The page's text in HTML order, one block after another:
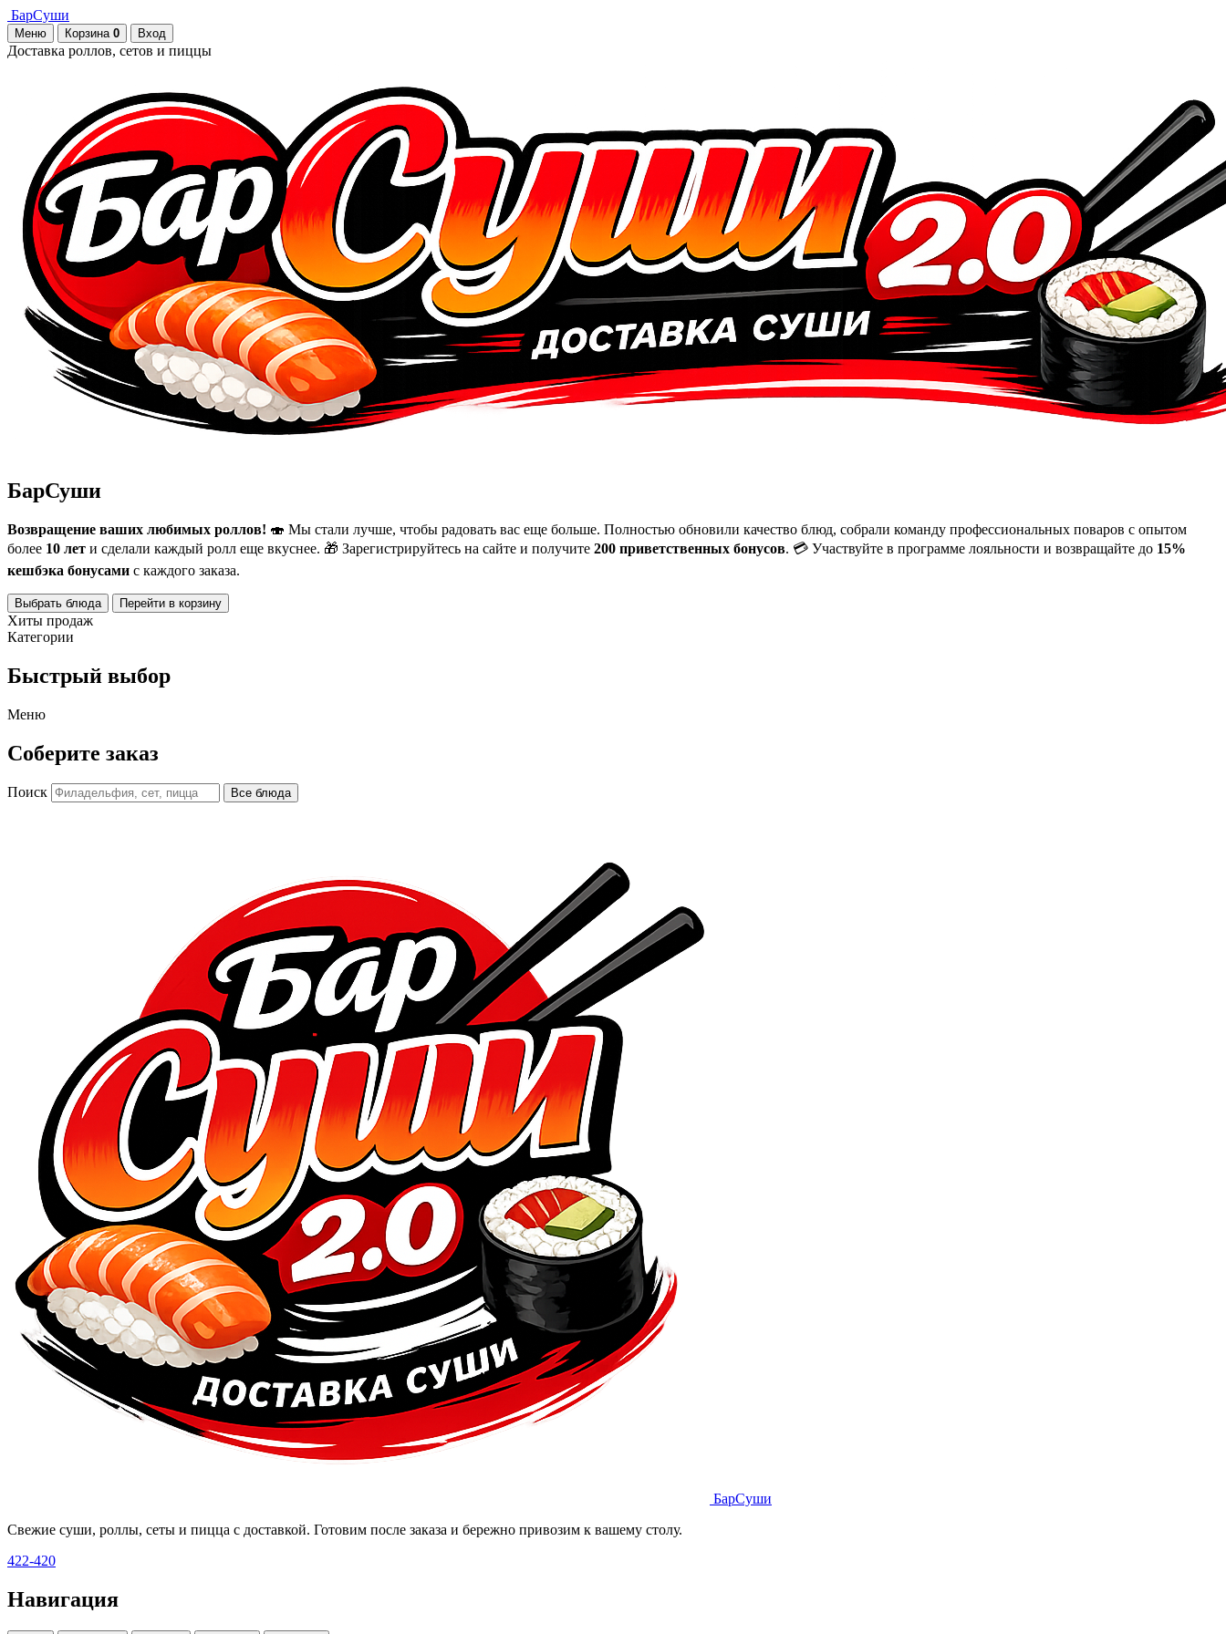
БарСуши
Меню Корзина 0 Вход
Доставка роллов, сетов и пиццы
БарСуши
Возвращение ваших любимых роллов! 🍣 Мы стали лучше, чтобы радовать вас еще больше. Полностью обновили качество блюд, собрали команду профессиональных поваров с опытом
более 10 лет и сделали каждый ролл еще вкуснее. 🎁 Зарегистрируйтесь на сайте и получите 200 приветственных бонусов. 💳 Участвуйте в программе лояльности и возвращайте до 15%
кешбэка бонусами с каждого заказа.
Выбрать блюда Перейти в корзину
Хиты продаж
Категории
Быстрый выбор
Меню
Соберите заказ
Поиск Все блюда
БарСуши
Свежие суши, роллы, сеты и пицца с доставкой. Готовим после заказа и бережно привозим к вашему столу.
422-420
Навигация